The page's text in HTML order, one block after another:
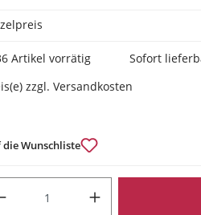
Artikel vorrätig
Sofort
zzgl. Versandkosten
die Wunschliste